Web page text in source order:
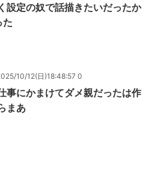
設定の奴で話描きたいだったか
た
10/12(日)18:48:57 0
事にかまけてダメ親だったは作
まあ